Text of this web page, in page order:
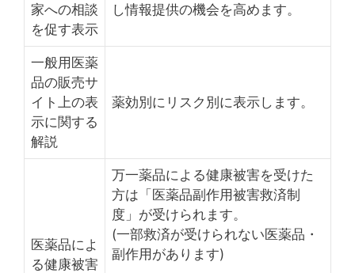
家への相談
を促す表示
し情報提供の機会を高めます。
一般用医薬
品の販売サ
イト上の表
示に関する
解説
薬効別にリスク別に表示します。
医薬品によ
る健康被害
万一薬品による健康被害を受けた
方は「医薬品副作用被害救済制
度」が受けられます。
(一部救済が受けられない医薬品・
副作用があります)